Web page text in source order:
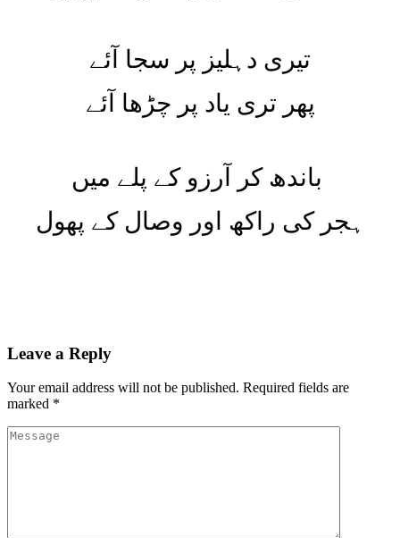
تیری دہلیز پر سجا آئے
پھر تری یاد پر چڑھا آئے
ہجر کی راکھ اور وصال کے پھول
Leave a Reply
Your email address will not be published. Required fields are
marked *